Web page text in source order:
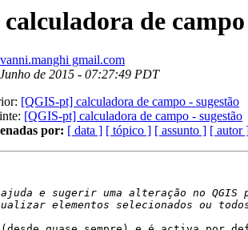
de campo
gmail.com
de 2015 - 07:27:49 PDT
[QGIS-pt] calculadora de campo - sugestão
[QGIS-pt] calculadora de campo - sugestão
por: [ data ] [ tópico ] [ assunto ] [ autor
e sugerir uma alteração no QGIS